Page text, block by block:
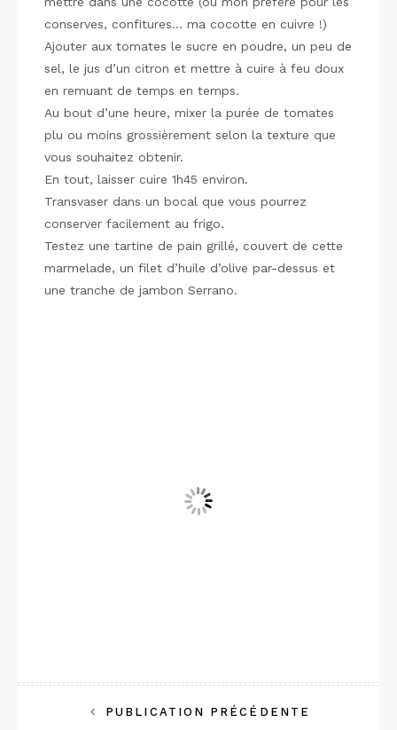
conserves, confitures… ma cocotte en cuivre !)
Ajouter aux tomates le sucre en poudre, un peu de
sel, le jus d’un citron et mettre à cuire à feu doux
en remuant de temps en temps.
Au bout d’une heure, mixer la purée de tomates
plu ou moins grossièrement selon la texture que
vous souhaitez obtenir.
En tout, laisser cuire 1h45 environ.
Transvaser dans un bocal que vous pourrez
conserver facilement au frigo.
Testez une tartine de pain grillé, couvert de cette
marmelade, un filet d’huile d’olive par-dessus et
une tranche de jambon Serrano.
NavigationPUBLICATION PRÉCÉDENTE